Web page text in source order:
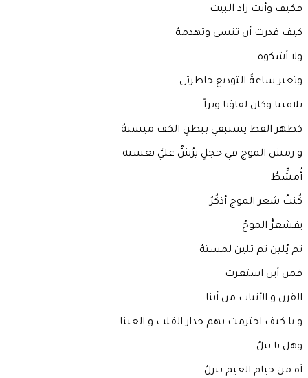
فكيف وأنت زاد البيت
كيف قدرت أن تنسى وتهدمهُ
ولا أشكوه
وتعبر ساعةُ التوديع خاطرتي
تلاقينا وكان لقاؤنا وبراً
كظهر القط يستبقي ببطنِ الكف ميستهُ
و رمش الموج في خجلٍ يرُشُّ عليَّ نعسته
أُمشِّطُ
كُنتُ شعر الموج أذكُرُ
يقشعرُّ الموجُ
ثم يُلين ثم تلين لمستهُ
فمن أين استعرت
القرن و الأنياب من أينا
و يا كيف اخترمت بهم جدار القلب و العينا
وهل يا نيلُ
آه من خيام الغيم تنزلُ